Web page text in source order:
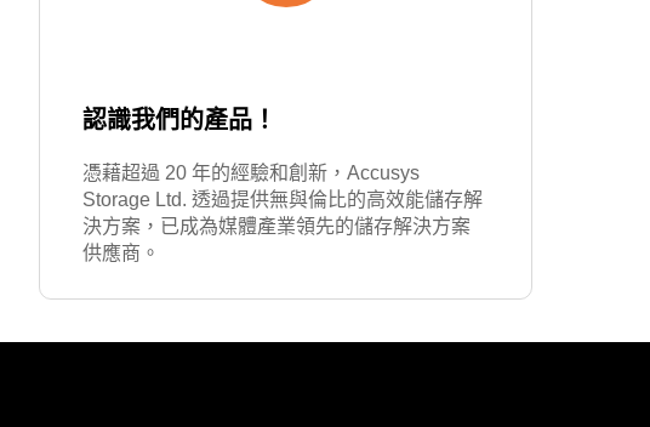
認識我們的產品！
憑藉超過 20 年的經驗和創新，Accusys
Storage Ltd. 透過提供無與倫比的高效能儲存解
決方案，已成為媒體產業領先的儲存解決方案
供應商。